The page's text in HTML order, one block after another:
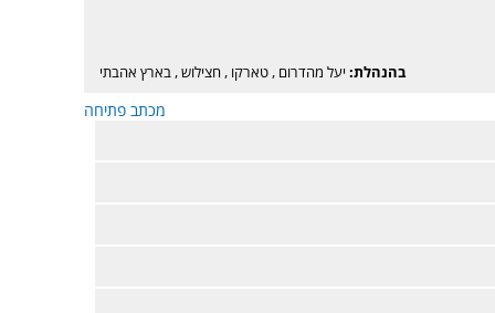
בהנהלת: יעל מהדרום ,טארקו ,חצילוש,בארץ אהבתי
מכתב פתיחה